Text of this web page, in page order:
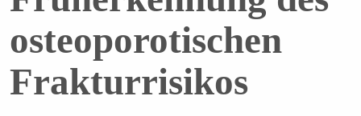
osteoporotischen
Frakturrisikos